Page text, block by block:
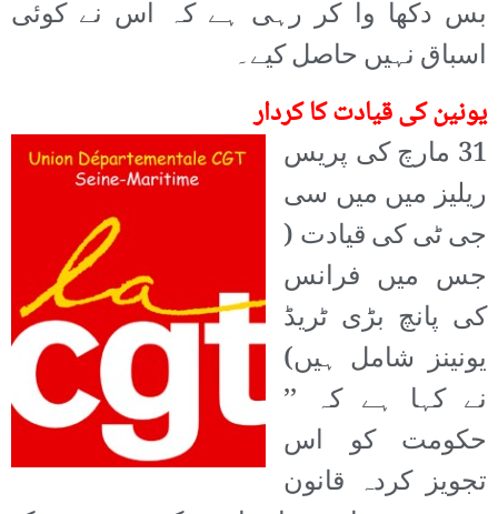
بس دکھا وا کر رہی ہے کہ اس نے کوئی
اسباق نہیں حاصل کیے۔
یونین کی قیادت کا کردار
31 مارچ کی پریس
ریلیز میں میں سی
جی ٹی کی قیادت (
جس میں فرانس
کی پانچ بڑی ٹریڈ
یونینز شامل ہیں)
نے کہا ہے کہ ’’
حکومت کو اس
تجویز کردہ قانون